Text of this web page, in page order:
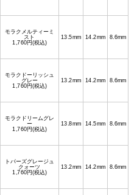
モラクメルティーミ
スト
1,760円(税込)
13.5mm 14.2mm 8.6mm
モラクドーリッシュ
グレー
1,760円(税込)
13.2mm 14.2mm 8.6mm
モラクドリームグレ
ー
1,760円(税込)
13.8mm 14.5mm 8.6mm
トパーズグレージュ
クォーツ
1,760円(税込)
13.2mm 14.2mm 8.6mm